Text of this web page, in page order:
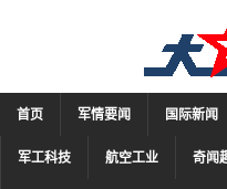
首页 军情要闻 国际新闻
军工科技 航空工业 奇闻